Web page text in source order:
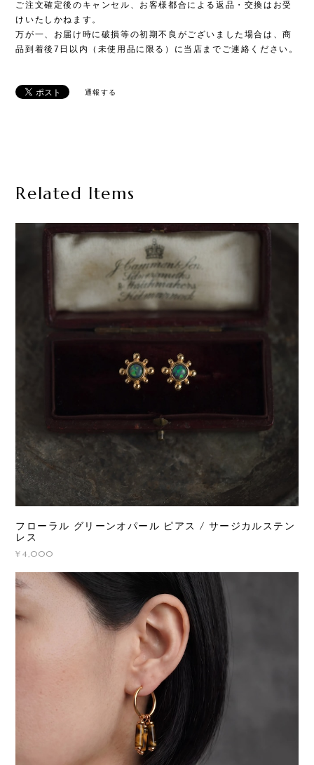
ご注文確定後のキャンセル、お客様都合による返品・交換はお受
けいたしかねます。
万が一、お届け時に破損等の初期不良がございました場合は、商
品到着後7日以内（未使用品に限る）に当店までご連絡ください。
通報する
Related Items
フローラル グリーンオパール ピアス / サージカルステン
レス
¥4,000